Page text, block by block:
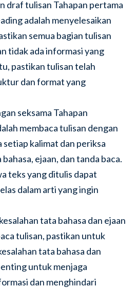
draf tulisan Tahapan pertama
adalah menyelesaikan
semua bagian tulisan
tidak ada informasi yang
pastikan tulisan telah
dan format yang
seksama Tahapan
membaca tulisan dengan
setiap kalimat dan periksa
ejaan, dan tanda baca.
teks yang ditulis dapat
dalam arti yang ingin
tata bahasa dan ejaan
tulisan, pastikan untuk
tata bahasa dan
untuk menjaga
dan menghindari